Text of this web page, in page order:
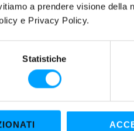
a prendere visione della
e Privacy Policy.
Statistiche